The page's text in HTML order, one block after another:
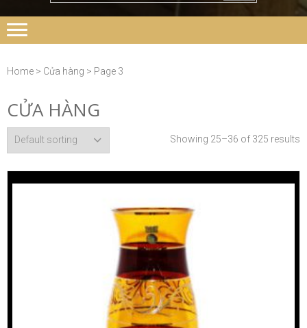
Home > Cửa hàng > Page 3
CỬA HÀNG
Showing 25–36 of 325 results